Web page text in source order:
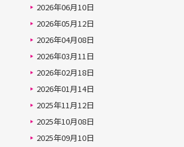
2026年06月10日
2026年05月12日
2026年04月08日
2026年03月11日
2026年02月18日
2026年01月14日
2025年11月12日
2025年10月08日
2025年09月10日